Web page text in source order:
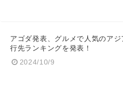
アゴダ発表、グルメで人気のアジ
行先ランキングを発表！
2024/10/9